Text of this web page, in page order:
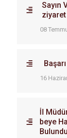
Sayın
08
16
İl
beye